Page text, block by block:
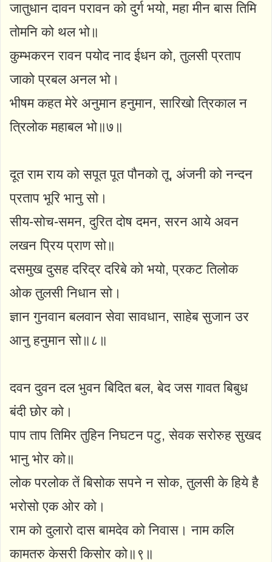
जातुधान दावन परावन को दुर्ग भयो, महा मीन बास तिमि
तोमनि को थल भो॥
कुम्भकरन रावन पयोद नाद ईधन को, तुलसी प्रताप
जाको प्रबल अनल भो।
भीषम कहत मेरे अनुमान हनुमान, सारिखो त्रिकाल न
त्रिलोक महाबल भो॥७॥
दूत राम राय को सपूत पूत पौनको तू, अंजनी को नन्दन
प्रताप भूरि भानु सो।
सीय-सोच-समन, दुरित दोष दमन, सरन आये अवन
लखन प्रिय प्राण सो॥
दसमुख दुसह दरिद्र दरिबे को भयो, प्रकट तिलोक
ओक तुलसी निधान सो।
ज्ञान गुनवान बलवान सेवा सावधान, साहेब सुजान उर
आनु हनुमान सो॥८॥
दवन दुवन दल भुवन बिदित बल, बेद जस गावत बिबुध
बंदी छोर को।
पाप ताप तिमिर तुहिन निघटन पटु, सेवक सरोरुह सुखद
भानु भोर को॥
लोक परलोक तें बिसोक सपने न सोक, तुलसी के हिये है
भरोसो एक ओर को।
राम को दुलारो दास बामदेव को निवास। नाम कलि
कामतरु केसरी किसोर को॥९॥